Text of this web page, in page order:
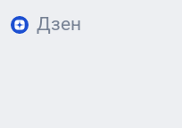
Дзен